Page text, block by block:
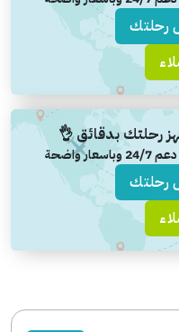
رحلتك
رحلتك بدقائق 👌
واضحة
رحلتك